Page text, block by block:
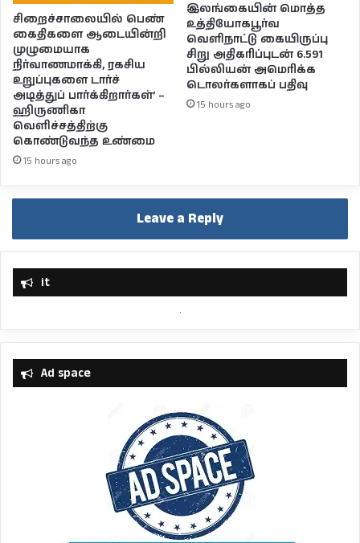
சிறைச்சாலையில் பெண்
கைதிகளை ஆடையின்றி
முழுமையாக
நிர்வாணமாக்கி, ரகசிய
உறுப்புகளை டார்ச்
அடித்துப் பார்க்கிறார்கள்’ –
ஹிருணிகா
வெளிச்சத்திற்கு
கொண்டுவந்த உண்மை
15 hours ago
இலங்கையின் மொத்த
உத்தியோகபூர்வ
வெளிநாட்டு கையிருப்பு
சிறு அதிகரிப்புடன் 6.591
பில்லியன் அமெரிக்க
டொலர்களாகப் பதிவு
15 hours ago
Leave a Reply
it
Ad space